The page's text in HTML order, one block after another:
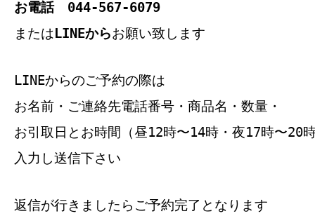
お電話 044-567-6079
または LINEからお願い致します
LINEからのご予約の際は
お名前・ご連絡先電話番号・商品名・数量・
お引取日とお時間（昼12時〜14時・夜17時〜20
入力し送信下さい
返信が行きましたらご予約完了となります